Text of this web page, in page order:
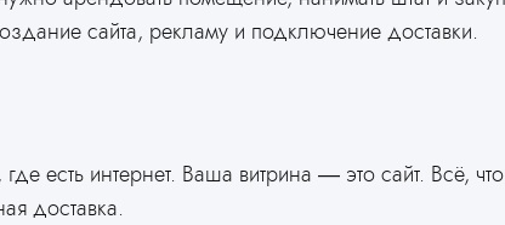
сайта, рекламу и подключение доставки.
есть интернет. Ваша витрина — это сайт. Всё,
доставка.